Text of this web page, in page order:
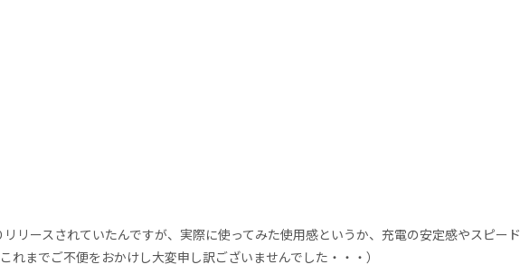
ースされていたんですが、実際に使ってみた使用感というか、充電の安定感やスピード
までご不便をおかけし大変申し訳ございませんでした・・・）